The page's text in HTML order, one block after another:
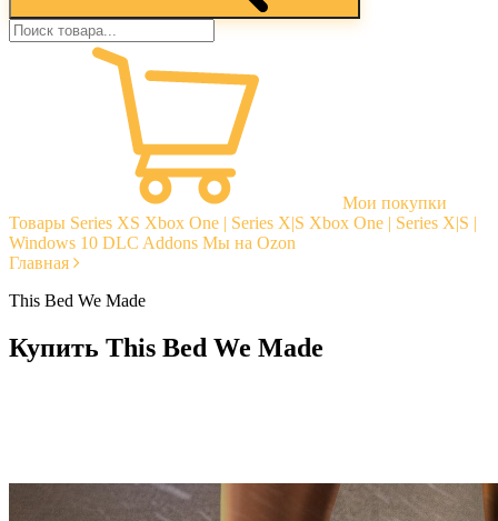
Мои покупки
Товары Series XS Xbox One | Series X|S Xbox One | Series X|S |
Windows 10 DLC Addons Мы на Ozon
Главная
This Bed We Made
Купить This Bed We Made